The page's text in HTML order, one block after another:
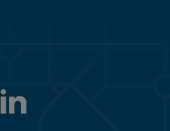
Folgen
LinkedIn